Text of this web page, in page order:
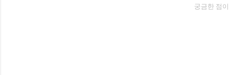
궁금한 점